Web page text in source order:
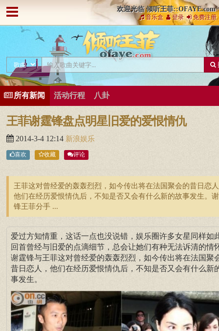
欢迎光临 倾听王菲::OFAYE.com
音乐盒 登录 免费注册
所有新闻 活动行程 八卦
王菲谢霆锋盘点明星旧爱的爱恨情仇
2014-3-4 12:14 新浪娱乐
喜欢 收藏 评论
王菲这对曾经爱的轰轰烈烈，如今传出将在法国聚会的昔日恋
他们在经历爱恨情仇后，不知是否又会有什么新的故事发生。
锋王菲分手 ...
爱过方知情重，这话一点也没说错，娱乐圈许多女星同样如
回首曾经与旧爱的点滴细节，总会让她们有种无法诉清的情
谢霆锋与王菲这对曾经爱的轰轰烈烈，如今传出将在法国聚
昔日恋人，他们在经历爱恨情仇后，不知是否又会有什么新
事发生。